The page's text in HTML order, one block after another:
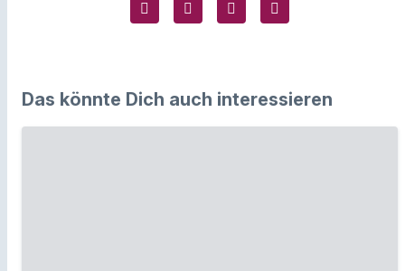
Das könnte Dich auch interessieren